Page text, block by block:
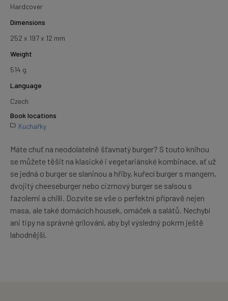
Hardcover
Dimensions
252 x 197 x 12 mm
Weight
514 g
Language
Czech
Book locations
Kuchařky
Máte chuť na neodolatelně šťavnatý burger? S touto knihou
se můžete těšit na klasické i vegetariánské kombinace, ať už
se jedná o burger se slaninou a hřiby, kuřecí burger s mangem,
dvojitý cheeseburger nebo cizrnový burger se salsou s
fazolemi a chilli. Dozvíte se vše o perfektní přípravě nejen
masa, ale také domácích housek, omáček a salátů. Nechybí
ani tipy na správné grilování, aby byl výsledný pokrm ještě
lahodnější.